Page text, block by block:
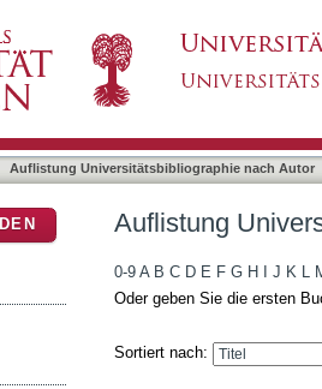
Auflistung Universitätsbibliographie nach Autor
Auflistung
0-9 A B C D E F G H J K L
Oder geben Sie die ersten
Sortiert nach: